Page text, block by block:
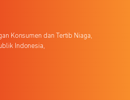
Konsumen dan Tertib Niaga,
Indonesia,